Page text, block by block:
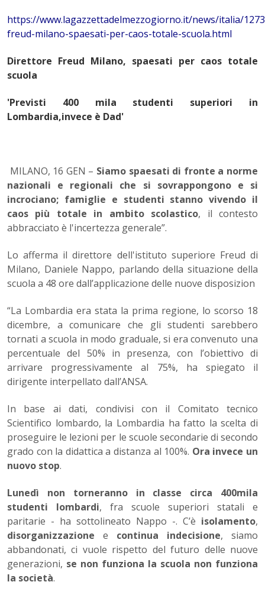
https://www.lagazzettadelmezzogiorno.it/news/italia/
freud-milano-spaesati-per-caos-totale-scuola.html
Direttore Freud Milano, spaesati per caos totale
scuola
'Previsti 400 mila studenti superiori in
Lombardia,invece è Dad'
MILANO, 16 GEN – Siamo spaesati di fronte a norme
nazionali e regionali che si sovrappongono e si
incrociano; famiglie e studenti stanno vivendo il
caos più totale in ambito scolastico, il contesto
abbracciato è l'incertezza generale”.
Lo afferma il direttore dell'istituto superiore Freud di
Milano, Daniele Nappo, parlando della situazione della
scuola a 48 ore dall’applicazione delle nuove disposizion
“La Lombardia era stata la prima regione, lo scorso 18
dicembre, a comunicare che gli studenti sarebbero
tornati a scuola in modo graduale, si era convenuto una
percentuale del 50% in presenza, con l’obiettivo di
arrivare progressivamente al 75%, ha spiegato il
dirigente interpellato dall’ANSA.
In base ai dati, condivisi con il Comitato tecnico
Scientifico lombardo, la Lombardia ha fatto la scelta di
proseguire le lezioni per le scuole secondarie di secondo
grado con la didattica a distanza al 100%. Ora invece un
nuovo stop.
Lunedì non torneranno in classe circa 400mila
studenti lombardi, fra scuole superiori statali e
paritarie - ha sottolineato Nappo -. C’è isolamento,
disorganizzazione e continua indecisione, siamo
abbandonati, ci vuole rispetto del futuro delle nuove
generazioni, se non funziona la scuola non funziona
la società.